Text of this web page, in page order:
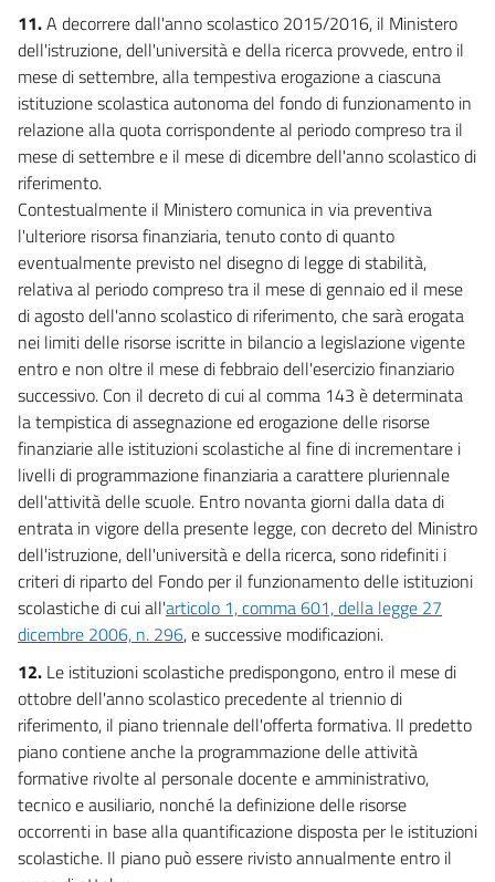
11.A decorrere dall'anno scolastico 2015/2016, il Ministero
dell'istruzione, dell'università e della ricerca provvede, entro il
mese di settembre, alla tempestiva erogazione a ciascuna
istituzione scolastica autonoma del fondo di funzionamento in
relazione alla quota corrispondente al periodo compreso tra il
mese di settembre e il mese di dicembre dell'anno scolastico di
riferimento.
Contestualmente il Ministero comunica in via preventiva
l'ulteriore risorsa finanziaria, tenuto conto di quanto
eventualmente previsto nel disegno di legge di stabilità,
relativa al periodo compreso tra il mese di gennaio ed il mese
di agosto dell'anno scolastico di riferimento, che sarà erogata
nei limiti delle risorse iscritte in bilancio a legislazione vigente
entro e non oltre il mese di febbraio dell'esercizio finanziario
successivo. Con il decreto di cui al comma 143 è determinata
la tempistica di assegnazione ed erogazione delle risorse
finanziarie alle istituzioni scolastiche al fine di incrementare i
livelli di programmazione finanziaria a carattere pluriennale
dell'attività delle scuole. Entro novanta giorni dalla data di
entrata in vigore della presente legge, con decreto del Ministro
dell'istruzione, dell'università e della ricerca, sono ridefiniti i
criteri di riparto del Fondo per il funzionamento delle istituzioni
scolastiche di cui all'articolo 1, comma 601, della legge 27
dicembre 2006, n. 296, e successive modificazioni.
12. Le istituzioni scolastiche predispongono, entro il mese di
ottobre dell'anno scolastico precedente al triennio di
riferimento, il piano triennale dell'offerta formativa. Il predetto
piano contiene anche la programmazione delle attività
formative rivolte al personale docente e amministrativo,
tecnico e ausiliario, nonché la definizione delle risorse
occorrenti in base alla quantificazione disposta per le istituzioni
scolastiche. Il piano può essere rivisto annualmente entro il